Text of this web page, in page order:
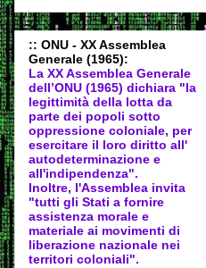
:: ONU - XX Assemblea
Generale (1965):
La XX Assemblea Generale
dell’ONU (1965) dichiara "la
legittimità della lotta da
parte dei popoli sotto
oppressione coloniale, per
esercitare il loro diritto all'
autodeterminazione e
all'indipendenza".
Inoltre, l'Assemblea invita
"tutti gli Stati a fornire
assistenza morale e
materiale ai movimenti di
liberazione nazionale nei
territori coloniali".